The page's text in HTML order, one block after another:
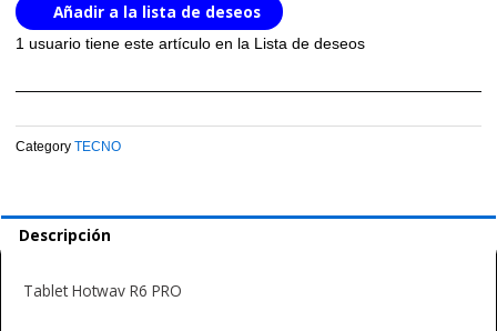
Añadir a la lista de deseos
1 usuariotiene este artículo en la Lista de deseos
Category TECNO
Descripción
Tablet Hotwav R6 PRO